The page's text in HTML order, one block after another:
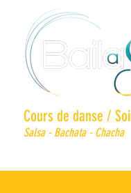
Cours de danse /
Salsa - Bachata - Chacha